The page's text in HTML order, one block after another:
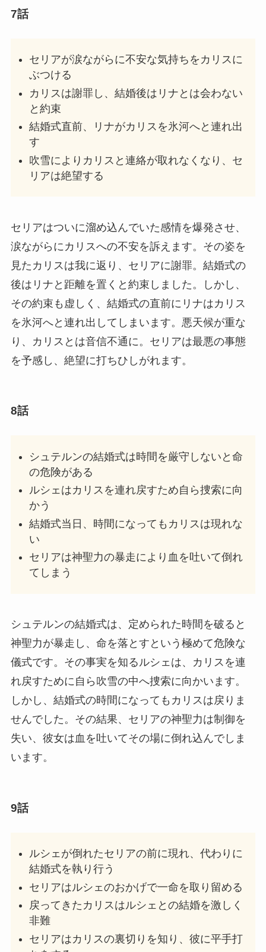
7話
セリアが涙ながらに不安な気持ちをカリスに
ぶつける
カリスは謝罪し、結婚後はリナとは会わない
と約束
結婚式直前、リナがカリスを氷河へと連れ出
す
吹雪によりカリスと連絡が取れなくなり、セ
リアは絶望する
セリアはついに溜め込んでいた感情を爆発させ、
涙ながらにカリスへの不安を訴えます。その姿を
見たカリスは我に返り、セリアに謝罪。結婚式の
後はリナと距離を置くと約束しました。しかし、
その約束も虚しく、結婚式の直前にリナはカリス
を氷河へと連れ出してしまいます。悪天候が重な
り、カリスとは音信不通に。セリアは最悪の事態
を予感し、絶望に打ちひしがれます。
8話
シュテルンの結婚式は時間を厳守しないと命
の危険がある
ルシェはカリスを連れ戻すため自ら捜索に向
かう
結婚式当日、時間になってもカリスは現れな
い
セリアは神聖力の暴走により血を吐いて倒れ
てしまう
シュテルンの結婚式は、定められた時間を破ると
神聖力が暴走し、命を落とすという極めて危険な
儀式です。その事実を知るルシェは、カリスを連
れ戻すために自ら吹雪の中へ捜索に向かいます。
しかし、結婚式の時間になってもカリスは戻りま
せんでした。その結果、セリアの神聖力は制御を
失い、彼女は血を吐いてその場に倒れ込んでしま
います。
9話
ルシェが倒れたセリアの前に現れ、代わりに
結婚式を執り行う
セリアはルシェのおかげで一命を取り留める
戻ってきたカリスはルシェとの結婚を激しく
非難
セリアはカリスの裏切りを知り、彼に平手打